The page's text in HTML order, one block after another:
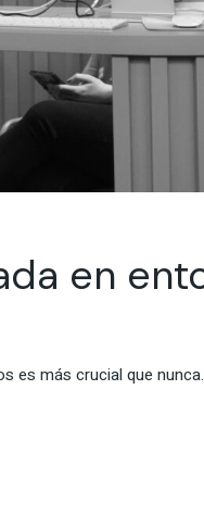
en
es más crucial que